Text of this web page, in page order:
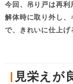
今回、吊り戸は再利
解体時に取り外し、
で、きれいに仕上げ
見栄えが